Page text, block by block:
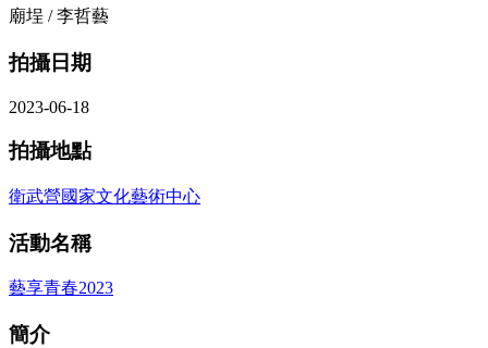
廟埕 / 李哲藝
拍攝日期
2023-06-18
拍攝地點
衛武營國家文化藝術中心
活動名稱
藝享青春2023
簡介